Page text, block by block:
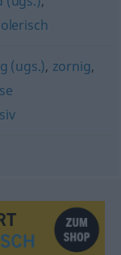
(ugs.), zornig,